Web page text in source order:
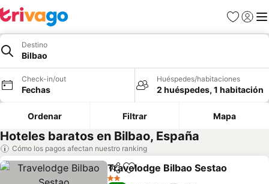
Favoritos
Iniciar
Destino
Bilbao
Check-in/out
Fechas
Huéspedes/habitaciones
2 huéspedes, 1 habitación
Ordenar Filtrar Mapa
Hoteles baratos en Bilbao, España
Cómo los pagos afectan nuestro ranking
Compartir
Agregar a favoritos
Travelodge Bilbao Sestao
2 Estrellas